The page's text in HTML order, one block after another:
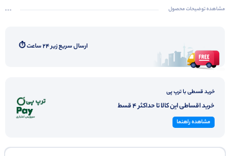
مشاهده توضیحات محصول
ارسال سریع زیر ۲۴ ساعت ⏱️
خرید قسطی با ترپ پی
خرید اقساطی این کالا تا حداکثر 4 قسط
مشاهده راهنما